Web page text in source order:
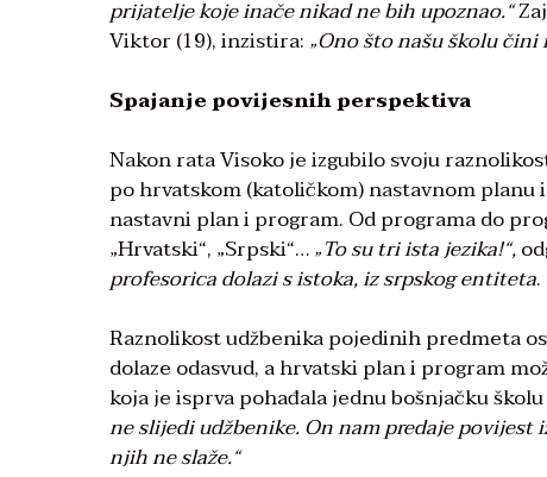
prijatelje koje inače nikad ne bih upoznao.“
Viktor (19), inzistira: „Ono što našu školu
Spajanje povijesnih perspektiva
Nakon rata Visoko je izgubilo svoju
po hrvatskom (katoličkom) nastavnom
nastavni plan i program. Od programa do
„Hrvatski“, „Srpski“…„To su tri ista jezika!“,
profesorica dolazi s istoka, iz srpskog entiteta.
Raznolikost udžbenika pojedinih predmeta
dolaze odasvud, a hrvatski plan i program
koja je isprva pohađala jednu bošnjačku
ne slijedi udžbenike. On nam predaje povijest
njih ne slaže.“